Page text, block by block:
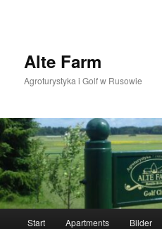
Alte Farm
Agroturystyka i Golf w Rusowie
Start Apartments Bilder